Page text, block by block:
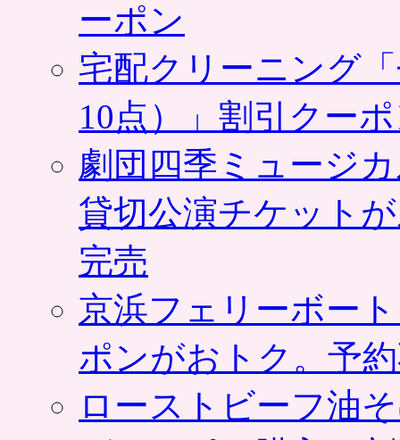
ーポン
宅配クリーニング
10点）」割引クー
劇団四季ミュージ
貸切公演チケット
完売
京浜フェリーボー
ポンがおトク。予
ローストビーフ油